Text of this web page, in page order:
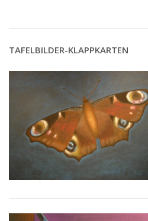
TAFELBILDER-KLAPPKARTEN